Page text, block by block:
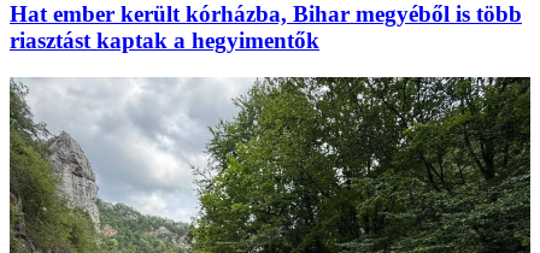
Hat ember került kórházba, Bihar megyéből is több
riasztást kaptak a hegyimentők